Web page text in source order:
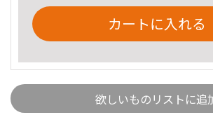
カートに入れる
欲しいものリストに追